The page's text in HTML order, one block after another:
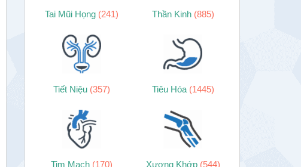
Tai Mũi Họng (241) Thần Kinh (885)
Tiết Niệu (357) Tiêu Hóa (1445)
Tim Mạch (170) Xương Khớp (544)